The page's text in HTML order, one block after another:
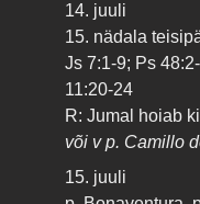
14. juuli
15. nädala
Js 7:1-9; Ps
11:20-24
R: Jumal hoiab
või v p. Camillo
15. juuli